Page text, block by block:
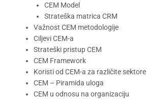
CEM Model
Strateška matrica CRM
Važnost CEM metodologije
Ciljevi CEM-a
Strateški pristup CEM
CEM Framework
Koristi od CEM-a za različite sektore
CEM – Piramida uloga
CEM u odnosu na organizaciju